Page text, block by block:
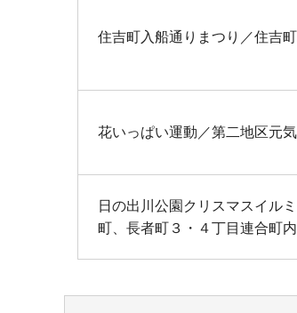
住吉町入船通りまつり／住吉
花いっぱい運動／第二地区元
日の出川公園クリスマスイル
町、長者町３・４丁目連合町